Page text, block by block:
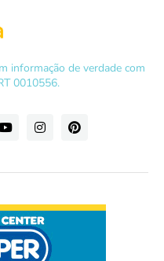
informação de verdade com
0010556.